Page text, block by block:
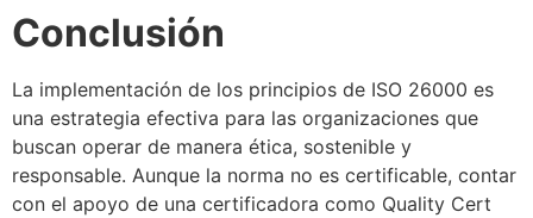
Conclusión
La implementación de los principios de ISO 26000 es
una estrategia efectiva para las organizaciones que
buscan operar de manera ética, sostenible y
responsable. Aunque la norma no es certificable, contar
con el apoyo de una certificadora como Quality Cert